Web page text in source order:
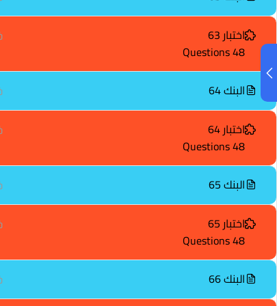
اختبار 63
48 Questions
البنك 64
اختبار 64
48 Questions
البنك 65
اختبار 65
48 Questions
البنك 66